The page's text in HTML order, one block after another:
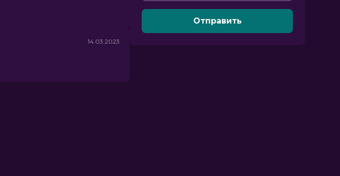
14.03.2023
Отправить